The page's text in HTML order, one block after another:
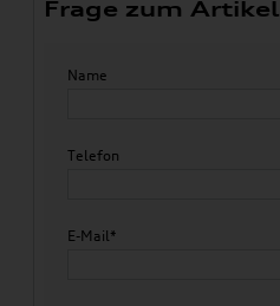
Frage zum Artikel
Name
Telefon
E-Mail*